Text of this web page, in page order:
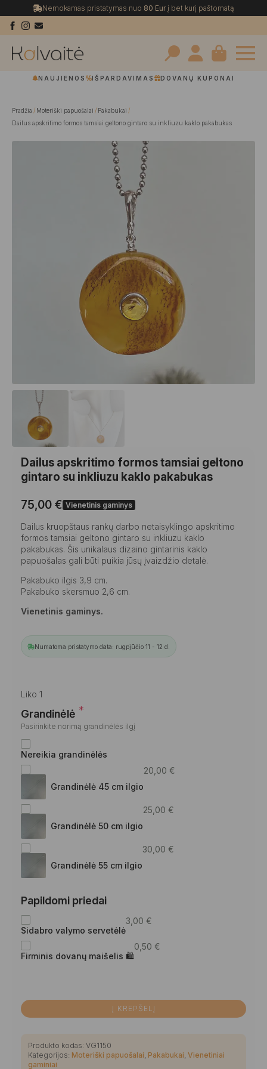
Nemokamas pristatymas nuo 80 Eurį bet kurį paštomatą
Search
NAUJIENOS IŠPARDAVIMAS DOVANŲ KUPONAI
Pradžia Moteriški papuošalai
Pakabukai
Dailus apskritimo formos tamsiai geltono gintaro su inkliuzu kaklo pakabukas
Dailus apskritimo formos tamsiai geltono
gintaro su inkliuzu kaklo pakabukas
75,00 € Vienetinis gaminys
Dailus kruopštaus rankų darbo netaisyklingo apskritimo
formos tamsiai geltono gintaro su inkliuzu kaklo
pakabukas. Šis unikalaus dizaino gintarinis kaklo
papuošalas gali būti puikia jūsų įvaizdžio detalė.
Pakabuko ilgis 3,9 cm.
Pakabuko skersmuo 2,6 cm.
Vienetinis gaminys.
Numatoma pristatymo data: rugpjūčio 11 - 12 d.
Liko 1
Grandinėlė *
Pasirinkite norimą grandinėlės ilgį
Nereikia grandinėlės
Grandinėlė 45 cm ilgio
20,00 €
Grandinėlė 50 cm ilgio
25,00 €
Grandinėlė 55 cm ilgio
30,00 €
Papildomi priedai
Sidabro valymo servetėlė
3,00 €
Firminis dovanų maišelis 🛍
0,50 €
Į KREPŠELĮ
Produkto kodas: VG1150
Kategorijos: Moteriški papuošalai Pakabukai Vienetiniai
gaminiai